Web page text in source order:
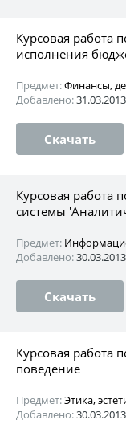
Курсовая работа
исполнения
Предмет:Финансы,
Добавлено:31.03.2013
Скачать
Курсовая работа
системы
Предмет:
Добавлено:30.03.2013
Скачать
Курсовая работа
поведение
Предмет:Этика,
Добавлено:30.03.2013